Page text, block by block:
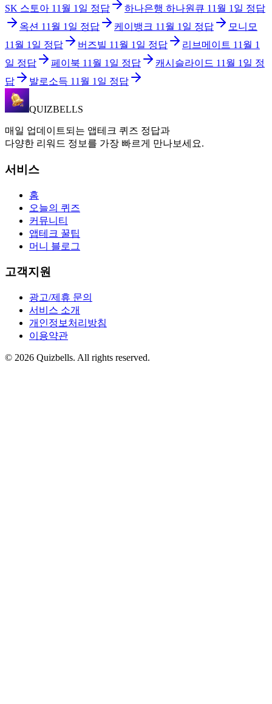
SK 스토아 11월 1일 정답 하나은행 하나원큐 11월 1일 정답
옥션 11월 1일 정답 케이뱅크 11월 1일 정답
모니모
11월 1일 정답 버즈빌 11월 1일 정답 리브메이트 11월 1
일 정답 페이북 11월 1일 정답 캐시슬라이드 11월 1일 정
답
발로소득 11월 1일 정답
QUIZBELLS
매일 업데이트되는 앱테크 퀴즈 정답과
다양한 리워드 정보를 가장 빠르게 만나보세요.
서비스
홈
오늘의 퀴즈
커뮤니티
앱테크 꿀팁
머니 블로그
고객지원
광고/제휴 문의
서비스 소개
개인정보처리방침
이용약관
© 2026 Quizbells. All rights reserved.